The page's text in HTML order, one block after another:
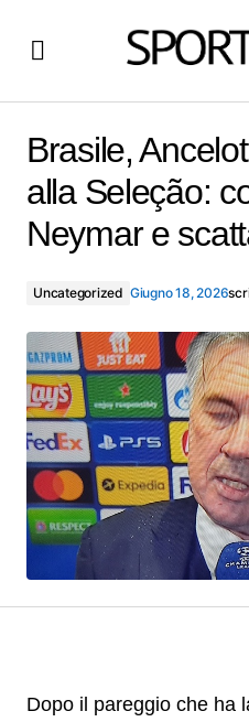
torna Neymar e scatta la
Brasile,
alla Seleção:
Neymar e
Uncategorized Giugno 18, 2026
Dopo il pareggio che ha